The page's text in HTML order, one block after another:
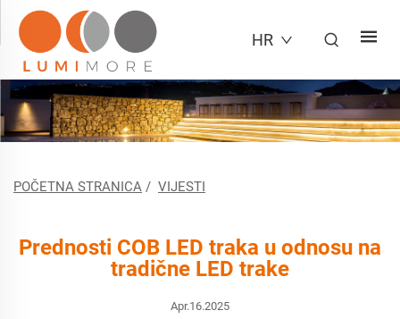
HR
POČETNA STRANICA / VIJESTI
Prednosti COB LED traka u odnosu na
tradične LED trake
Apr.16.2025